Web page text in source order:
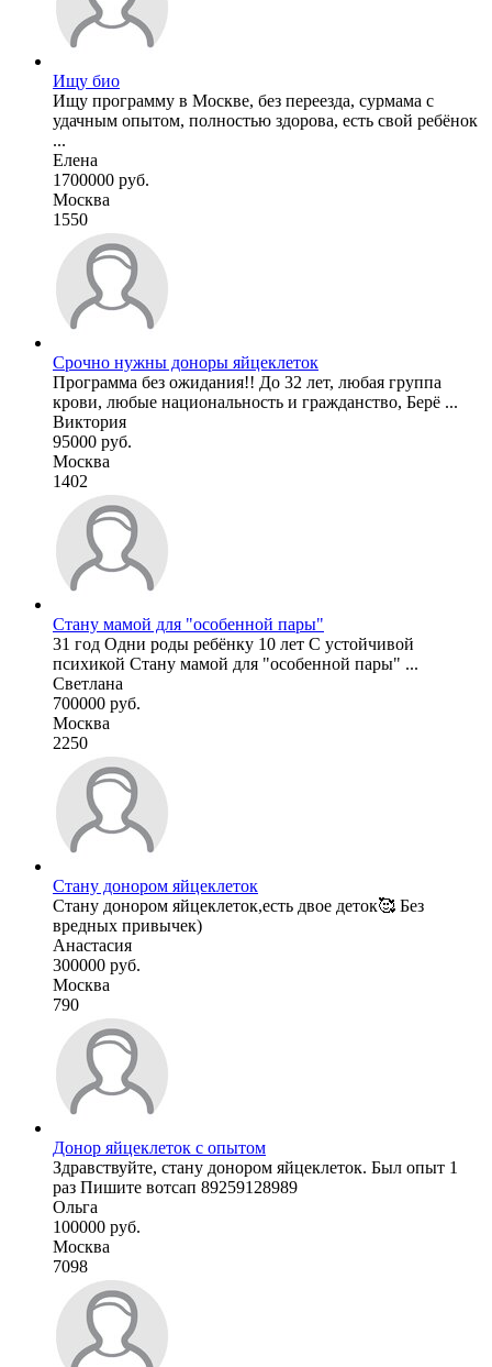
Ищу био
Ищу программу в Москве, без переезда, сурмама с
удачным опытом, полностью здорова, есть свой ребёнок
...
Елена
1700000 руб.
Москва
1550
Срочно нужны доноры яйцеклеток
Программа без ожидания!! До 32 лет, любая группа
крови, любые национальность и гражданство, Берё ...
Виктория
95000 руб.
Москва
1402
Стану мамой для "особенной пары"
31 год Одни роды ребёнку 10 лет С устойчивой
психикой Стану мамой для "особенной пары" ...
Светлана
700000 руб.
Москва
2250
Стану донором яйцеклеток
Стану донором яйцеклеток,есть двое деток🥰 Без
вредных привычек)
Анастасия
300000 руб.
Москва
790
Донор яйцеклеток с опытом
Здравствуйте, стану донором яйцеклеток. Был опыт 1
раз Пишите вотсап 89259128989
Ольга
100000 руб.
Москва
7098